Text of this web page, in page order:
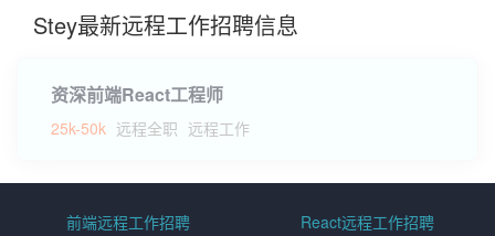
Stey最新远程工作招聘信息
资深前端React工程师
25k-50k 远程全职 远程工作
前端远程工作招聘 React远程工作招聘